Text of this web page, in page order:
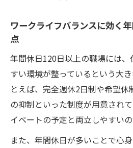
ワークライフバランスに効く
点
年間休日120日以上の職場には
すい環境が整っているという大
とえば、完全週休2日制や希望
の抑制といった制度が用意され
イベートの予定と両立しやすいの
また、年間休日が多いことで心